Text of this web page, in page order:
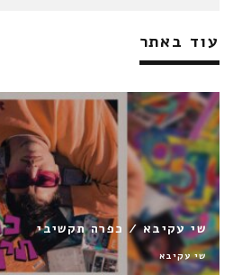
עוד באתר
יובל דיין / הנה באו הימים
יובל דיין